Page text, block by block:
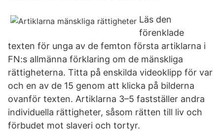
Läs den
förenklade
texten för unga av de femton första artiklarna i
FN:s allmänna förklaring om de mänskliga
rättigheterna. Titta på enskilda videoklipp för var
och en av de 15 genom att klicka på bilderna
ovanför texten. Artiklarna 3–5 fastställer andra
individuella rättigheter, såsom rätten till liv och
förbudet mot slaveri och tortyr.